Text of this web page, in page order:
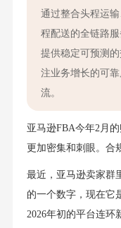
通过整合头程运
程配送的全链路
提供稳定可预测
注业务增长的可
流。
亚马逊FBA今年2月
更加密集和刺眼。合
最近，亚马逊卖家群
的一个数字，现在它
2026年初的平台连环